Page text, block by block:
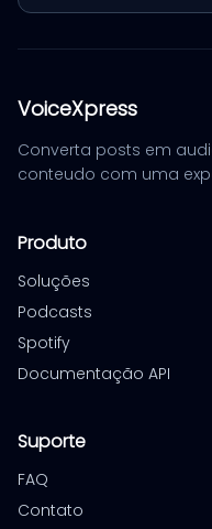
VoiceXpress
Converta posts em
conteudo com uma
Produto
Soluções
Podcasts
Spotify
Documentação API
Suporte
FAQ
Contato